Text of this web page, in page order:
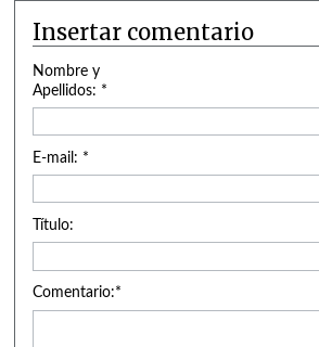
Insertar comentario
Nombre y
Apellidos: *
E-mail: *
Título:
Comentario:*